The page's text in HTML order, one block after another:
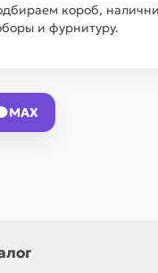
короб,
и фурнитуру.
MAX